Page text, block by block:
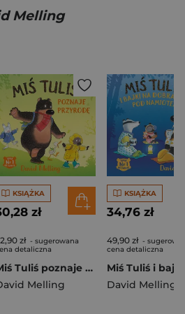
Melling
KSIĄŻKA
zł
zł - sugerowana
detaliczna
Miś Tuliś poznaje przyrodę wyd. 2026
Melling
KSIĄŻKA
34,76 zł
49,90 zł -
cena detaliczna
David Melling